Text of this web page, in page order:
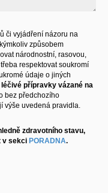
či vyjádření názoru na
způsobem
národnostní, rasovou,
respektovat soukromí
údaje o jiných
přípravky vázané na
bez předchozího
výše uvedená pravidla.
zdravotního stavu,
v sekci PORADNA.